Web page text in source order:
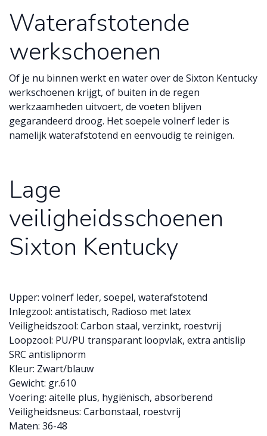
Waterafstotende
werkschoenen
Of je nu binnen werkt en water over de Sixton Kentucky
werkschoenen krijgt, of buiten in de regen
werkzaamheden uitvoert, de voeten blijven
gegarandeerd droog. Het soepele volnerf leder is
namelijk waterafstotend en eenvoudig te reinigen.
Lage
veiligheidsschoenen
Sixton Kentucky
Upper: volnerf leder, soepel, waterafstotend
Inlegzool: antistatisch, Radioso met latex
Veiligheidszool: Carbon staal, verzinkt, roestvrij
Loopzool: PU/PU transparant loopvlak, extra antislip
SRC antislipnorm
Kleur: Zwart/blauw
Gewicht: gr.610
Voering: aitelle plus, hygiënisch, absorberend
Veiligheidsneus: Carbonstaal, roestvrij
Maten: 36-48